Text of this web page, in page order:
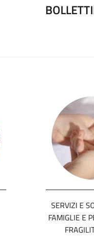
SERVIZI E
FAMIGLIE E